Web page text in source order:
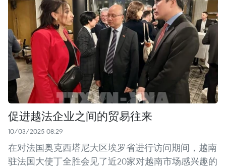
促进越法企业之间的贸易往来
10/03/2025 08:29
在对法国奥克西塔尼大区埃罗省进行访问期间，越南
驻法国大使丁全胜会见了近20家对越南市场感兴趣的